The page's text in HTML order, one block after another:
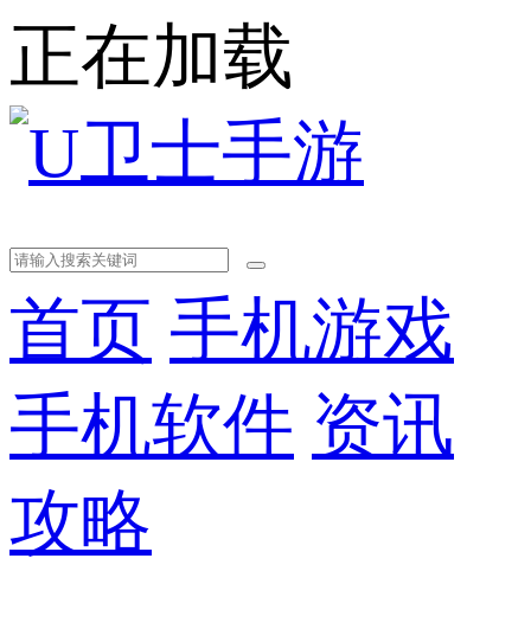
正在加载
首页 手机游戏
手机软件 资讯
攻略